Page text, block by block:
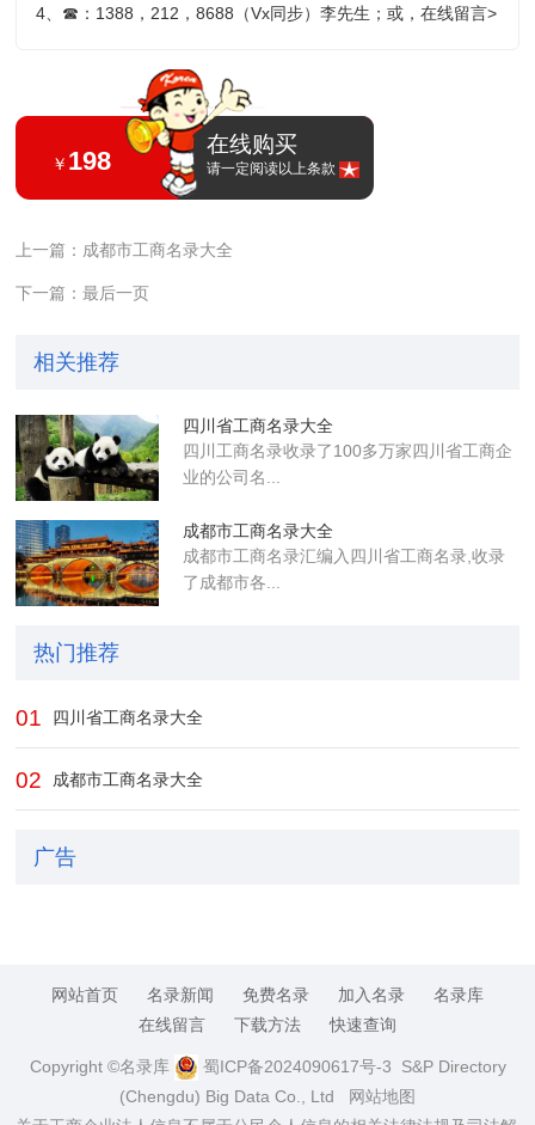
4、 ☎ ：1388，212，8688（Vx同步）李先生；或，在线留言>
￥ 198
在线购买
请一定阅读以上条款
上一篇：成都市工商名录大全
下一篇：最后一页
相关推荐
四川省工商名录大全
四川工商名录收录了100多万家四川省工商企
业的公司名...
成都市工商名录大全
成都市工商名录汇编入四川省工商名录,收录
了成都市各...
热门推荐
01 四川省工商名录大全
02 成都市工商名录大全
广告
网站首页 名录新闻 免费名录 加入名录
名录库
在线留言
下载方法 快速查询
Copyright ©名录库 蜀ICP备2024090617号-3 S&P Directory
(Chengdu) Big Data Co., Ltd
网站地图